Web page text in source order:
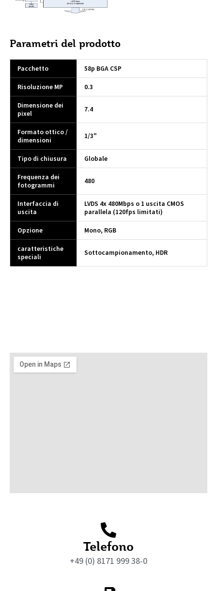
Parametri del prodotto
Pacchetto
58p BGA CSP
Risoluzione MP
0.3
Dimensione dei
pixel
7.4
Formato ottico /
dimensioni
1/3"
Tipo di chiusura
Globale
Frequenza dei
fotogrammi
480
Interfaccia di
uscita
LVDS 4x 480Mbps o 1 uscita CMOS
parallela (120fps limitati)
Opzione
Mono, RGB
caratteristiche
speciali
Sottocampionamento, HDR
Telefono
+49 (0) 8171 999 38-0